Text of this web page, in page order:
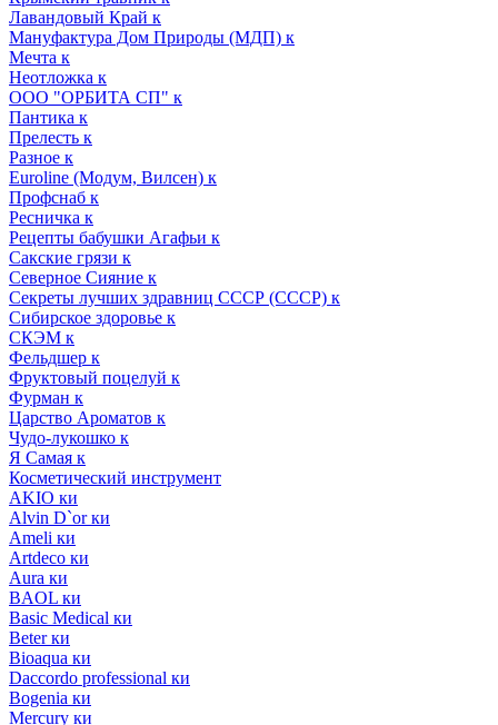
Лавандовый Край к
Мануфактура Дом Природы (МДП) к
Мечта к
Неотложка к
ООО "ОРБИТА СП" к
Пантика к
Прелесть к
Разное к
Euroline (Модум, Вилсен) к
Профснаб к
Ресничка к
Рецепты бабушки Агафьи к
Сакские грязи к
Северное Сияние к
Секреты лучших здравниц СССР (СССР) к
Сибирское здоровье к
СКЭМ к
Фельдшер к
Фруктовый поцелуй к
Фурман к
Царство Ароматов к
Чудо-лукошко к
Я Самая к
Косметический инструмент
AKIO ки
Alvin D`or ки
Ameli ки
Artdeco ки
Aura ки
BAOL ки
Basic Medical ки
Beter ки
Bioaqua ки
Daccordo professional ки
Bogenia ки
Mercury ки